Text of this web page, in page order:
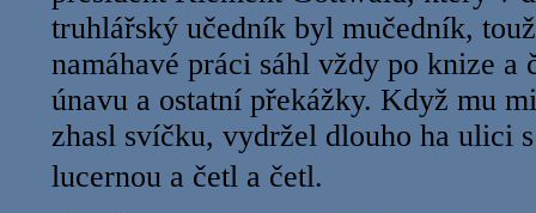
truhlářský učedník byl mučedník,
namáhavé práci sáhl vždy po knize a
únavu a ostatní překážky. Když mu
zhasl svíčku, vydržel dlouho ha ulici
lucernou a četl a četl.